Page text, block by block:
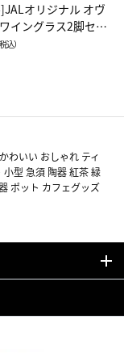
オリジナル オヴ
イングラス2脚セッ
ワイン）
税込）
わいい おしゃれ ティ
型 急須 陶器 紅茶 緑
ポット カフェグッズ